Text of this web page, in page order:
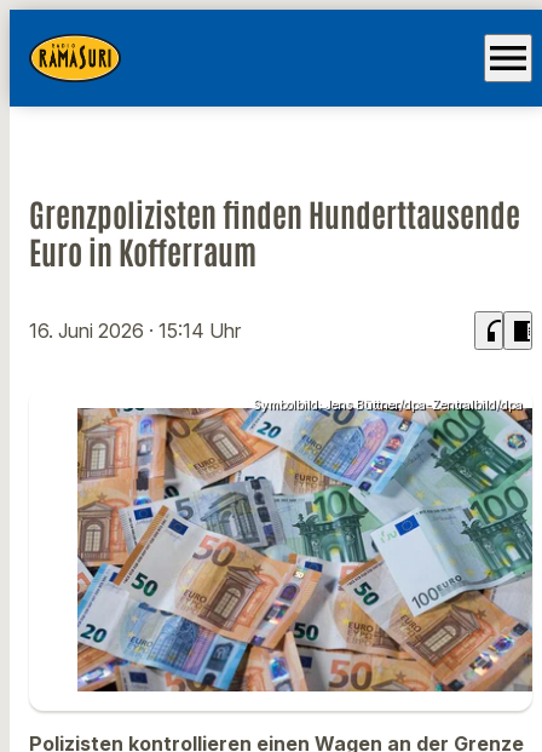
menu
Grenzpolizisten finden Hunderttausende
Euro in Kofferraum
16. Juni 2026 · 15:14 Uhr headphones chrome_reader_mode
Symbolbild: Jens Büttner/dpa-Zentralbild/dpa
Polizisten kontrollieren einen Wagen an der Grenze